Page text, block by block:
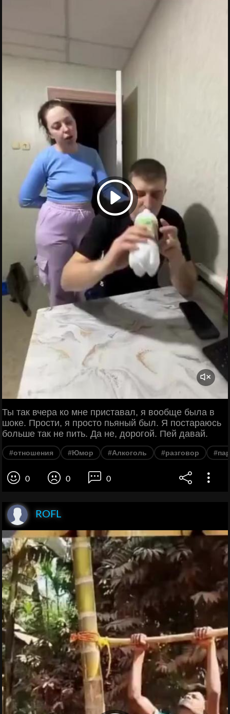
Ты так вчера ко мне приставал, я вообще была в
шоке. Прости, я просто пьяный был. Я постараюсь
больше так не пить. Да не, дорогой. Пей давай.
#отношения #Юмор #Алкоголь #разговор
0 0 0
ROFL